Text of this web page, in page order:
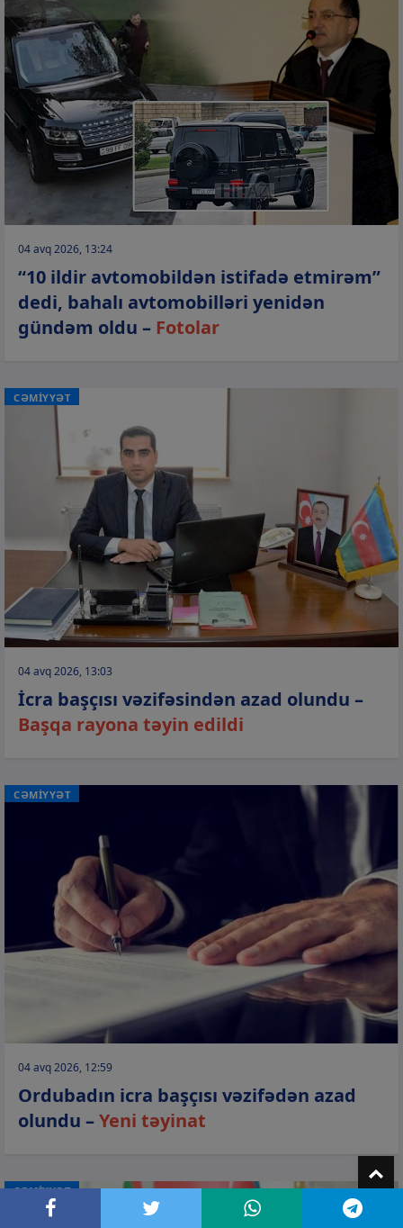
04 avq 2026, 13:24
“10 ildir avtomobildən istifadə etmirəm”
dedi, bahalı avtomobilləri yenidən
gündəm oldu – Fotolar
CƏMİYYƏT
04 avq 2026, 13:03
İcra başçısı vəzifəsindən azad olundu –
Başqa rayona təyin edildi
CƏMİYYƏT
04 avq 2026, 12:59
Ordubadın icra başçısı vəzifədən azad
olundu –Yeni təyinat
CƏMİYYƏT